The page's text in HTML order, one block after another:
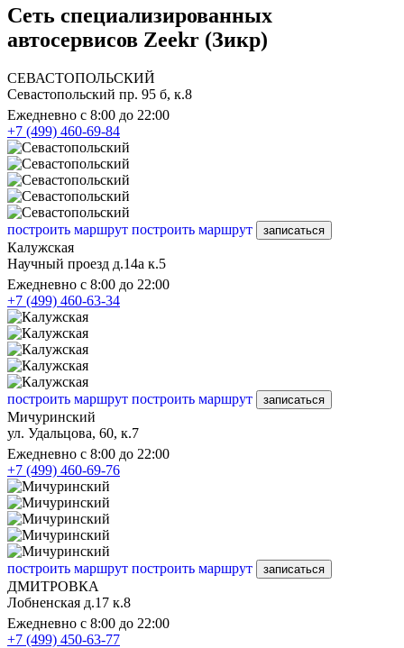
Сеть специализированных
автосервисов Zeekr (Зикр)
СЕВАСТОПОЛЬСКИЙ
Севастопольский пр. 95 б, к.8
Ежедневно с 8:00 до 22:00
+7 (499) 460-69-84
построить маршрут построить маршрут записаться
Калужская
Научный проезд д.14а к.5
Ежедневно с 8:00 до 22:00
+7 (499) 460-63-34
построить маршрут построить маршрут записаться
Мичуринский
ул. Удальцова, 60, к.7
Ежедневно с 8:00 до 22:00
+7 (499) 460-69-76
построить маршрут построить маршрут записаться
ДМИТРОВКА
Лобненская д.17 к.8
Ежедневно с 8:00 до 22:00
+7 (499) 450-63-77